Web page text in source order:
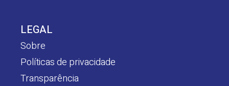
LEGAL
Sobre
Políticas de privacidade
Transparência